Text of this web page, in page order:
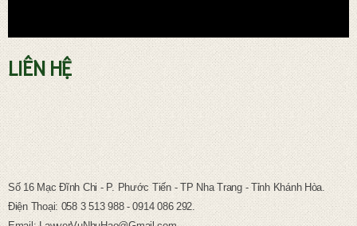
TƯ VẤN PHÁP LUẬT LAO ĐỘNG
LIÊN HỆ
Số 16 Mạc Đĩnh Chi - P. Phước Tiến - TP Nha Trang - Tỉnh Khánh Hòa.
Điện Thoại: 058 3 513 988 - 0914 086 292.